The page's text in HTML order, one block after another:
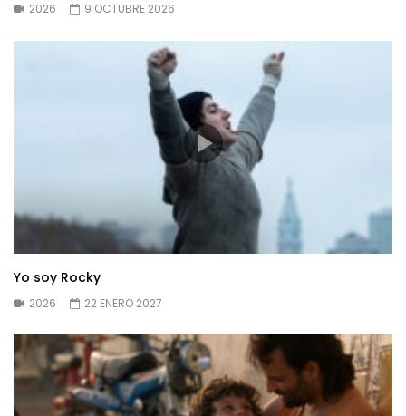
2026 9 OCTUBRE 2026
Yo soy Rocky
2026 22 ENERO 2027